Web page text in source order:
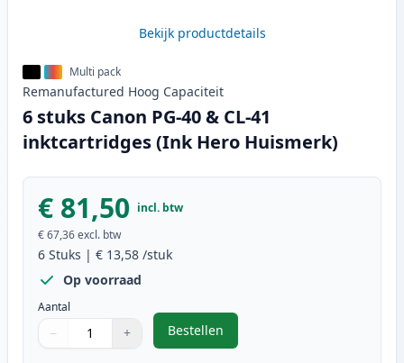
Bekijk productdetails
Multi pack
Remanufactured Hoog Capaciteit
6 stuks Canon PG-40 & CL-41
inktcartridges (Ink Hero Huismerk)
€ 81,50 incl. btw
€ 67,36excl. btw
6 Stuks | € 13,58 /stuk
Op voorraad
Aantal
Gebruik de knoppen om aan te passen
− +
1
Bestellen
,6 stuks Canon PG-40 & CL-41